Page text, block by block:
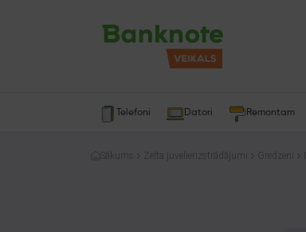
Telefoni Datori Remontam
Sākums Zelta juvelierizstrādājumi Gredzeni